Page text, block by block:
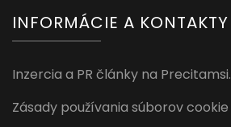
INFORMÁCIE A KONTAKTY
Inzercia a PR články na
Zásady používania súborov cookie